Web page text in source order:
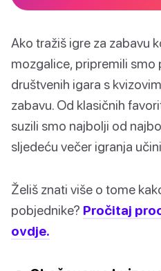
Ako tražiš igre za zabavu
mozgalice, pripremili smo
društvenih igara s
zabavu. Od klasičnih
suzili smo najbolji od
sljedeću večer igranja
Želiš znati više o tome
pobjednike? Pročitaj
ovdje.